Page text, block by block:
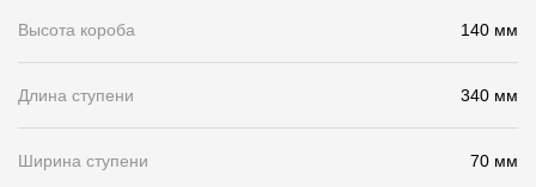
Сервисы
Конструктор
Калькулятор
Высота короба 140 мм
Длина ступени 340 мм
Ширина ступени 70 мм